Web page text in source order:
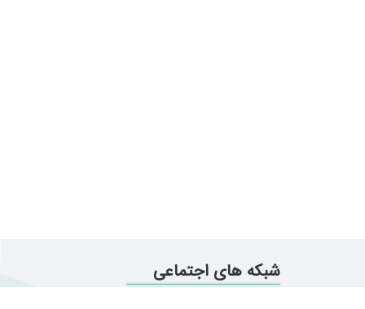
شبکه های اجتماعی